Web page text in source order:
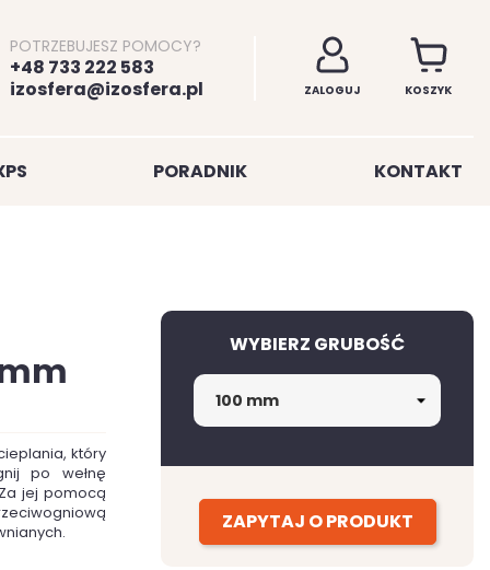
POTRZEBUJESZ POMOCY?
+48 733 222 583
izosfera@izosfera.pl
ZALOGUJ KOSZYK
PORADNIK KONTAKT
który
po wełnę
jej pomocą
WYBIERZ GRUBOŚĆ
ZAPYTAJ O PRODUKT